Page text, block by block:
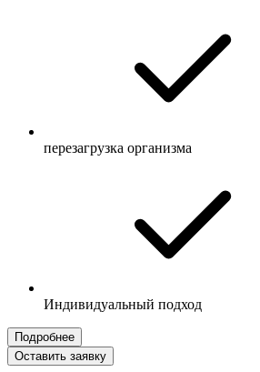
перезагрузка организма
Индивидуальный подход
Подробнее
Оставить заявку